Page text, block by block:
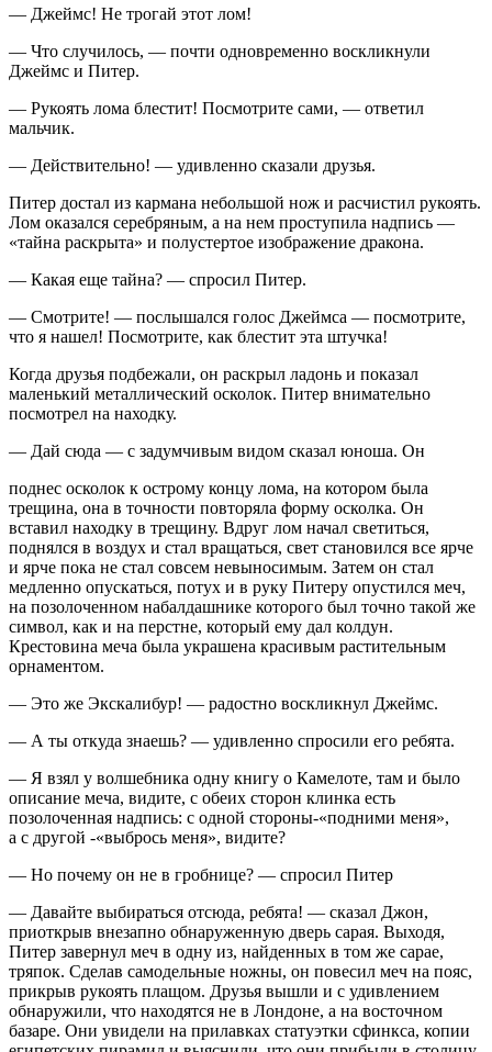
— Джеймс! Не трогай этот лом!
— Что случилось, — почти одновременно воскликнули
Джеймс и Питер.
— Рукоять лома блестит! Посмотрите сами, — ответил
мальчик.
— Действительно! — удивленно сказали друзья.
Питер достал из кармана небольшой нож и расчистил рукоять.
Лом оказался серебряным, а на нем проступила надпись —
«тайна раскрыта» и полустертое изображение дракона.
— Какая еще тайна? — спросил Питер.
— Смотрите! — послышался голос Джеймса — посмотрите,
что я нашел! Посмотрите, как блестит эта штучка!
Когда друзья подбежали, он раскрыл ладонь и показал
маленький металлический осколок. Питер внимательно
посмотрел на находку.
— Дай сюда — с задумчивым видом сказал юноша. Он
поднес осколок к острому концу лома, на котором была
трещина, она в точности повторяла форму осколка. Он
вставил находку в трещину. Вдруг лом начал светиться,
поднялся в воздух и стал вращаться, свет становился все ярче
и ярче пока не стал совсем невыносимым. Затем он стал
медленно опускаться, потух и в руку Питеру опустился меч,
на позолоченном набалдашнике которого был точно такой же
символ, как и на перстне, который ему дал колдун.
Крестовина меча была украшена красивым растительным
орнаментом.
— Это же Экскалибур! — радостно воскликнул Джеймс.
— А ты откуда знаешь? — удивленно спросили его ребята.
— Я взял у волшебника одну книгу о Камелоте, там и было
описание меча, видите, с обеих сторон клинка есть
позолоченная надпись: с одной стороны-«подними меня»,
а с другой -«выбрось меня», видите?
— Но почему он не в гробнице? — спросил Питер
— Давайте выбираться отсюда, ребята! — сказал Джон,
приоткрыв внезапно обнаруженную дверь сарая. Выходя,
Питер завернул меч в одну из, найденных в том же сарае,
тряпок. Сделав самодельные ножны, он повесил меч на пояс,
прикрыв рукоять плащом. Друзья вышли и с удивлением
обнаружили, что находятся не в Лондоне, а на восточном
базаре. Они увидели на прилавках статуэтки сфинкса, копии